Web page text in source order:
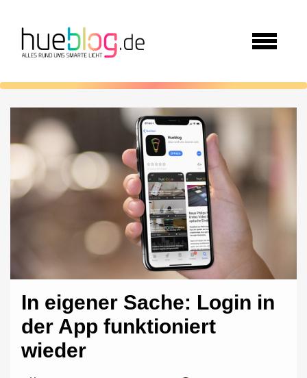
In eigener Sache: Login in
der App funktioniert
wieder